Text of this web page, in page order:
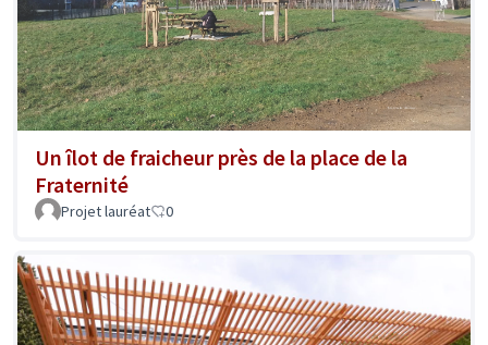
Un îlot de fraicheur près de la place de la
Fraternité
Projet lauréat 0